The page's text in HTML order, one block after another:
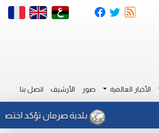
الأخبار العالمية صور الأرشيف اتصل بنا
بلدية صرمان تؤكد اختصاصها